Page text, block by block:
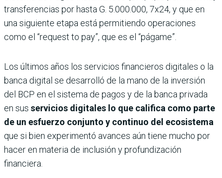
transferencias por hasta G. 5.000.000, 7x24, y que en
una siguiente etapa está permitiendo operaciones
como el “request to pay”, que es el “págame”.
Los últimos años los servicios financieros digitales o la
banca digital se desarrolló de la mano de la inversión
del BCP en el sistema de pagos y de la banca privada
en sus servicios digitales lo que califica como parte
de un esfuerzo conjunto y continuo del ecosistema
que si bien experimentó avances aún tiene mucho por
hacer en materia de inclusión y profundización
financiera.